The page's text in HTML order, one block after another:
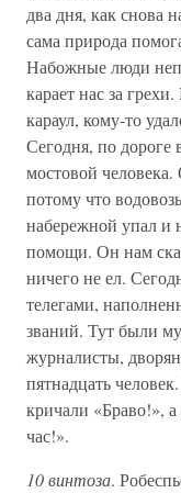
два дня, как снова
сама природа
Набожные люди
карает нас за
караул, кому-то
Сегодня, по
мостовой
потому что
набережной упал и
помощи. Он нам
ничего не ел.
телегами,
званий. Тут были
журналисты,
пятнадцать
кричали «Браво!»,
час!».
10 винтоза.